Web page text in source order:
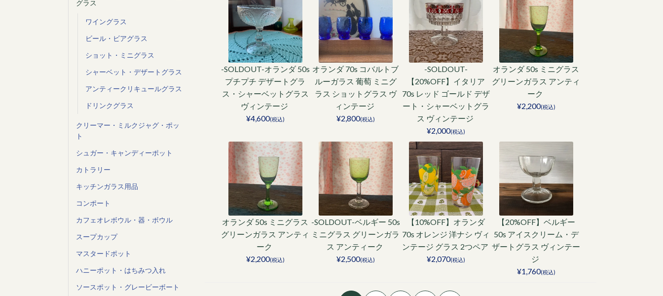
-SOLDOUT-オランダ 50s
プチプチ デザートグラ
ス・シャーベットグラス
ヴィンテージ
¥4,600(税込)
オランダ 70s コバルトブ
ルーガラス 葡萄 ミニグ
ラス ショットグラス ヴ
ィンテージ
¥2,800(税込)
-SOLDOUT-
【20%OFF】イタリア
70s レッド ゴールド デザ
ート・シャーベットグラ
ス ヴィンテージ
¥2,000(税込)
オランダ 50s ミニグラス
グリーンガラス アンティ
ーク
¥2,200(税込)
オランダ 50s ミニグラス
グリーンガラス アンティ
ーク
¥2,200(税込)
-SOLDOUT-ベルギー 50s
ミニグラス グリーンガラ
ス アンティーク
¥2,500(税込)
【10%OFF】オランダ
70s オレンジ 洋ナシ ヴィ
ンテージ グラス 2つペア
¥2,070(税込)
【20%OFF】ベルギー
50s アイスクリーム・デ
ザートグラス ヴィンテー
ジ
¥1,760(税込)
グラス
ワイングラス
ビール・ビアグラス
ショット・ミニグラス
シャーベット・デザートグラス
アンティークリキュールグラス
ドリンクグラス
クリーマー・ミルクジャグ・ポッ
ト
シュガー・キャンディーポット
カトラリー
キッチンガラス用品
コンポート
カフェオレボウル・器・ボウル
スープカップ
マスタードポット
ハニーポット・はちみつ入れ
ソースポット・グレービーボート